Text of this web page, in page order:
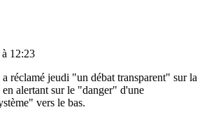
12:23
réclamé jeudi "un débat transparent" sur la
en alertant sur le "danger" d'une
vers le bas.